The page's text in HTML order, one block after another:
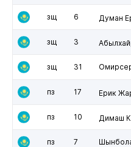
зщ 6 Думан
зщ 3
зщ 31
пз 17 Ерик
пз 10 Димаш
пз 7